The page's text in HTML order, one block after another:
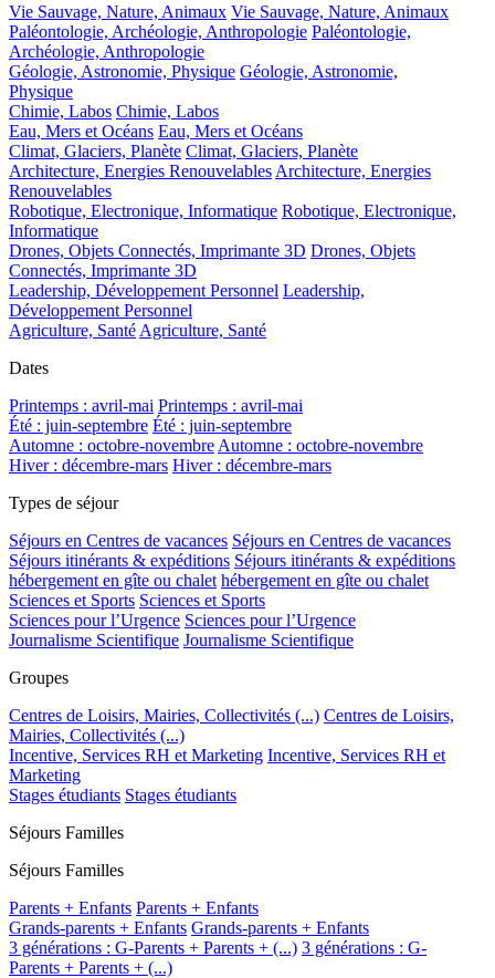
Vie Sauvage, Nature, Animaux Vie Sauvage, Nature, Animaux
Paléontologie, Archéologie, Anthropologie Paléontologie,
Archéologie, Anthropologie
Géologie, Astronomie, Physique Géologie, Astronomie,
Physique
Chimie, Labos Chimie, Labos
Eau, Mers et Océans Eau, Mers et Océans
Climat, Glaciers, Planète Climat, Glaciers, Planète
Architecture, Energies Renouvelables Architecture, Energies
Renouvelables
Robotique, Electronique, Informatique Robotique, Electronique,
Informatique
Drones, Objets Connectés, Imprimante 3D Drones, Objets
Connectés, Imprimante 3D
Leadership, Développement Personnel Leadership,
Développement Personnel
Agriculture, Santé Agriculture, Santé
Dates
Printemps : avril-mai Printemps : avril-mai
Été : juin-septembre Été : juin-septembre
Automne : octobre-novembre Automne : octobre-novembre
Hiver : décembre-mars Hiver : décembre-mars
Types de séjour
Séjours en Centres de vacances Séjours en Centres de vacances
Séjours itinérants & expéditions Séjours itinérants & expéditions
hébergement en gîte ou chalet hébergement en gîte ou chalet
Sciences et Sports Sciences et Sports
Sciences pour l’Urgence Sciences pour l’Urgence
Journalisme Scientifique Journalisme Scientifique
Groupes
Centres de Loisirs, Mairies, Collectivités (...) Centres de Loisirs,
Mairies, Collectivités (...)
Incentive, Services RH et Marketing Incentive, Services RH et
Marketing
Stages étudiants Stages étudiants
Séjours Familles
Séjours Familles
Parents + Enfants Parents + Enfants
Grands-parents + Enfants Grands-parents + Enfants
3 générations : G-Parents + Parents + (...) 3 générations : G-
Parents + Parents + (...)